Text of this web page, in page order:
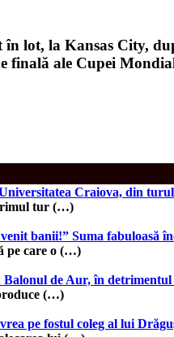
în lot, la Kansas City,
ale Cupei
Craiova, din
tur (…)
banii!” Suma fabuloasă
pe care o (…)
de Aur, în detrimentul
(…)
pe fostul coleg al lui